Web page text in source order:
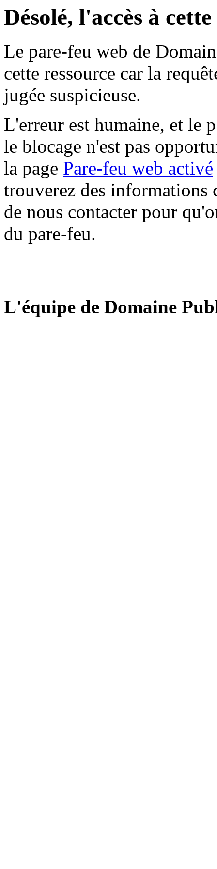
Désolé, l'accès à
Le pare-feu web de
cette ressource car la
jugée suspicieuse.
L'erreur est humaine, et le
le blocage n'est pas
la page Pare-feu web activé
trouverez des informations
de nous contacter pour
du pare-feu.
L'équipe de Domaine